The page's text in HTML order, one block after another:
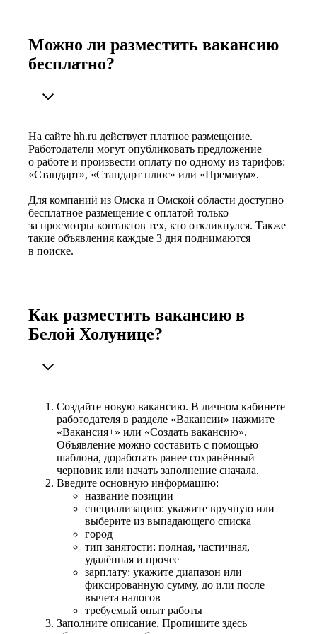
Можно ли разместить вакансию
бесплатно?
На сайте hh.ru действует платное размещение.
Работодатели могут опубликовать предложение
о работе и произвести оплату по одному из тарифов:
«Стандарт», «Стандарт плюс» или «Премиум».
Для компаний из Омска и Омской области доступно
бесплатное размещение с оплатой только
за просмотры контактов тех, кто откликнулся. Также
такие объявления каждые 3 дня поднимаются
в поиске.
Как разместить вакансию в
Белой Холунице?
Создайте новую вакансию. В личном кабинете
работодателя в разделе «Вакансии» нажмите
«Вакансия+» или «Создать вакансию».
Объявление можно составить с помощью
шаблона, доработать ранее сохранённый
черновик или начать заполнение сначала.
Введите основную информацию:
название позиции
специализацию: укажите вручную или
выберите из выпадающего списка
город
тип занятости: полная, частичная,
удалённая и прочее
зарплату: укажите диапазон или
фиксированную сумму, до или после
вычета налогов
требуемый опыт работы
Заполните описание. Пропишите здесь